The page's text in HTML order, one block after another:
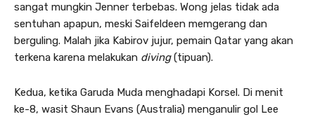
sangat mungkin Jenner terbebas. Wong jelas tidak ada
sentuhan apapun, meski Saifeldeen memgerang dan
berguling. Malah jika Kabirov jujur, pemain Qatar yang akan
terkena karena melakukan diving(tipuan).
Kedua, ketika Garuda Muda menghadapi Korsel. Di menit
ke-8, wasit Shaun Evans (Australia) menganulir gol Lee